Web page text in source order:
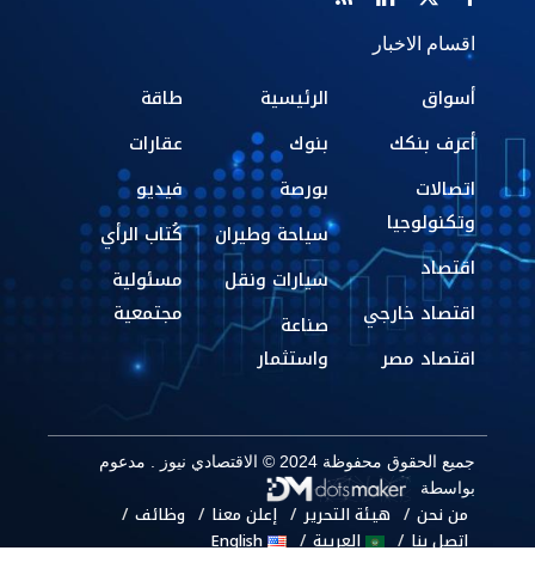
اقسام الاخبار
أسواق
أعرف بنكك
اتصالات
وتكنولوجيا
اقتصاد
اقتصاد خارجي
اقتصاد مصر
الرئيسية
بنوك
بورصة
سياحة وطيران
سيارات ونقل
صناعة
واستثمار
طاقة
عقارات
فيديو
كُتاب الرأي
مسئولية
مجتمعية
جميع الحقوق محفوظة 2024 © الاقتصادي نيوز . مدعوم
بواسطة
من نحن هيئة التحرير إعلن معنا
وظائف
اتصل بنا
العربية English